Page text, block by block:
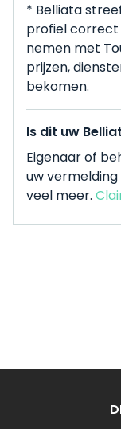
* Belliata
profiel correct
nemen met
prijzen,
bekomen.
Is dit uw
Eigenaar of
uw
veel meer.